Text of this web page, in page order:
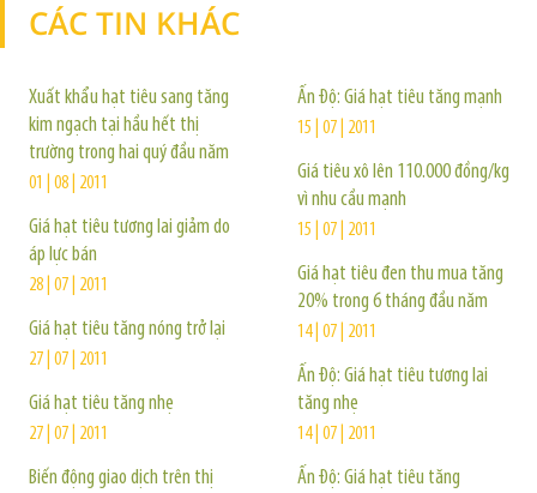
CÁC TIN KHÁC
Xuất khẩu hạt tiêu sang tăng
kim ngạch tại hầu hết thị
trường trong hai quý đầu năm
01 | 08 | 2011
Giá hạt tiêu tương lai giảm do
áp lực bán
28 | 07 | 2011
Giá hạt tiêu tăng nóng trở lại
27 | 07 | 2011
Giá hạt tiêu tăng nhẹ
27 | 07 | 2011
Biến động giao dịch trên thị
Ấn Độ: Giá hạt tiêu tăng mạnh
15 | 07 | 2011
Giá tiêu xô lên 110.000 đồng/kg
vì nhu cầu mạnh
15 | 07 | 2011
Giá hạt tiêu đen thu mua tăng
20% trong 6 tháng đầu năm
14 | 07 | 2011
Ấn Độ: Giá hạt tiêu tương lai
tăng nhẹ
14 | 07 | 2011
Ấn Độ: Giá hạt tiêu tăng